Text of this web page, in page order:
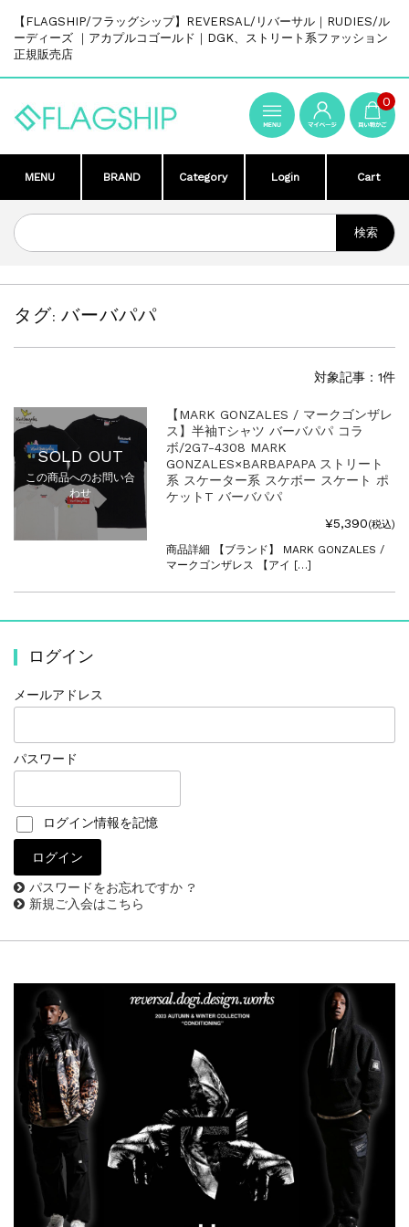
【FLAGSHIP/フラッグシップ】REVERSAL/リバーサル｜RUDIES/ル
ーディーズ ｜アカプルコゴールド｜DGK、ストリート系ファッション
正規販売店
0
MENU BRAND Category Login Cart
タグ:バーバパパ
対象記事：1件
SOLD OUT
この商品へのお問い合
わせ
【MARK GONZALES / マークゴンザレ
ス】半袖Tシャツ バーバパパ コラ
ボ/2G7-4308 MARK
GONZALES×BARBAPAPA ストリート
系 スケーター系 スケボー スケート ポ
ケットT バーバパパ
¥5,390(税込)
商品詳細 【ブランド】 MARK GONZALES /
マークゴンザレス 【アイ […]
ログイン
メールアドレス
パスワード
ログイン情報を記憶
パスワードをお忘れですか ?
新規ご入会はこちら